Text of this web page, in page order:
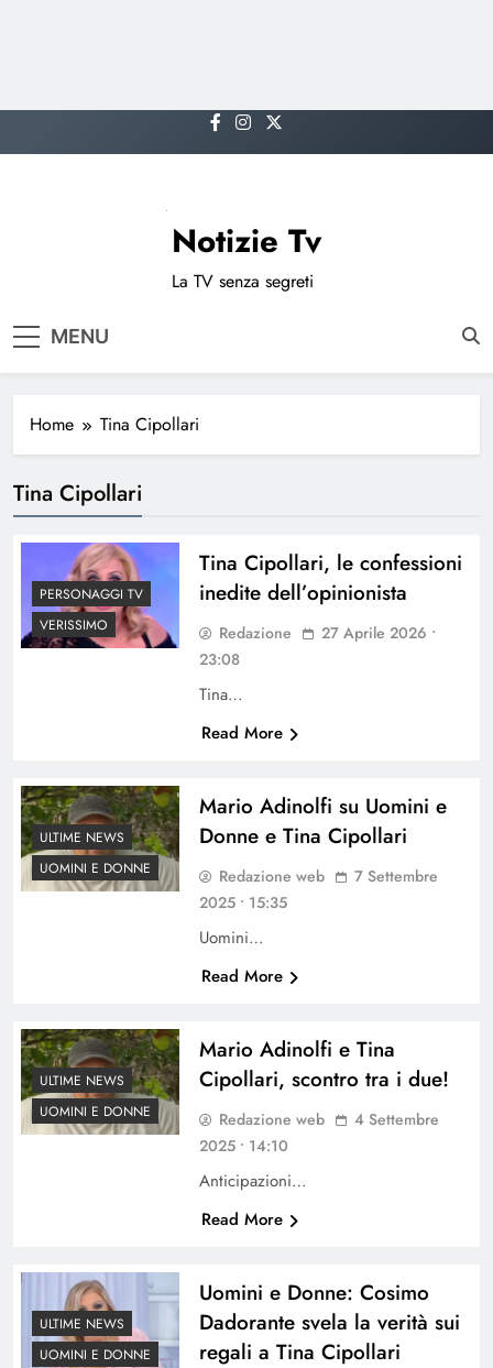
to
Notizie Tv
La TV senza segreti
MENU
Home Tina Cipollari
Tina Cipollari
PERSONAGGI TV
VERISSIMO
Tina Cipollari, le confessioni
inedite dell’opinionista
Redazione
27 Aprile 2026 •
23:08
Tina…
Read More
ULTIME NEWS
UOMINI E DONNE
Mario Adinolfi su Uomini e
Donne e Tina Cipollari
Redazione web
7 Settembre
2025 • 15:35
Uomini…
Read More
ULTIME NEWS
UOMINI E DONNE
Mario Adinolfi e Tina
Cipollari, scontro tra i due!
Redazione web
4 Settembre
2025 • 14:10
Anticipazioni…
Read More
ULTIME NEWS
UOMINI E DONNE
Uomini e Donne: Cosimo
Dadorante svela la verità sui
regali a Tina Cipollari